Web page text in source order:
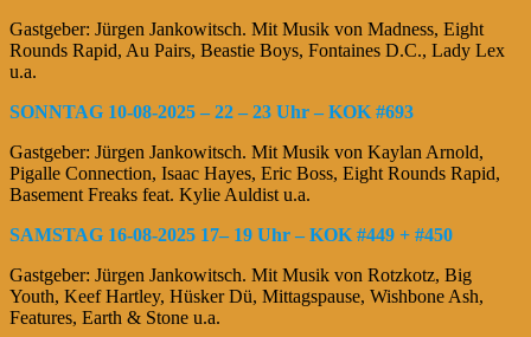
Gastgeber: Jürgen Jankowitsch. Mit Musik von Madness, Eight
Rounds Rapid, Au Pairs, Beastie Boys, Fontaines D.C., Lady Lex
u.a.
SONNTAG 10-08-2025 – 22 – 23 Uhr – KOK #693
Gastgeber: Jürgen Jankowitsch. Mit Musik von Kaylan Arnold,
Pigalle Connection, Isaac Hayes, Eric Boss, Eight Rounds Rapid,
Basement Freaks feat. Kylie Auldist u.a.
SAMSTAG 16-08-2025 17– 19 Uhr – KOK #449 + #450
Gastgeber: Jürgen Jankowitsch. Mit Musik von Rotzkotz, Big
Youth, Keef Hartley, Hüsker Dü, Mittagspause, Wishbone Ash,
Features, Earth & Stone u.a.